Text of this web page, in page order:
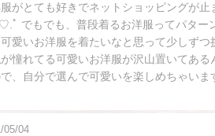
がとても好きでネットショッピングが止
ﾟ でもでも、普段着るお洋服ってパター
愛いお洋服を着たいなと思って少しず
憧れてる可愛いお洋服が沢山置いてあ
、自分で選んで可愛いを楽しめちゃいま
05/04